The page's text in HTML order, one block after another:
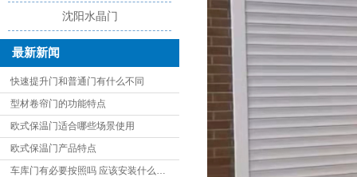
沈阳水晶门
最新新闻
快速提升门和普通门有什么不同
型材卷帘门的功能特点
欧式保温门适合哪些场景使用
欧式保温门产品特点
车库门有必要按照吗 应该安装什么…